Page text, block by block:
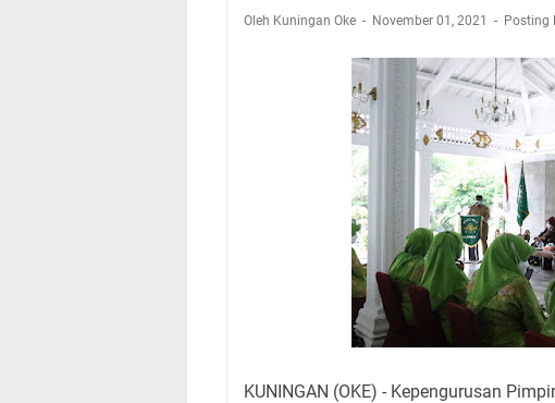
Warga Mulai Kesulitan Air
Kamuning Salurakan 12 Ribu
Uniku Jadi Tuan Rumah
Sudahkah Kita Merdeka Dari
Info Sembako di Pasar Kepuh
Agenda Kegiatan Bupati
Hanya Satu
Oleh Kuningan Oke November 01, 2021 Posting
KUNINGAN (OKE) - Kepengurusan